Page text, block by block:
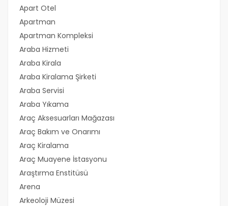
Apart Otel
Apartman
Apartman Kompleksi
Araba Hizmeti
Araba Kirala
Araba Kiralama Şirketi
Araba Servisi
Araba Yıkama
Araç Aksesuarları Mağazası
Araç Bakım ve Onarımı
Araç Kiralama
Araç Muayene İstasyonu
Araştırma Enstitüsü
Arena
Arkeoloji Müzesi